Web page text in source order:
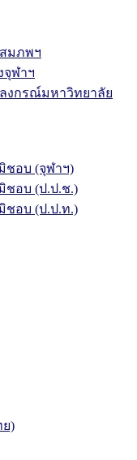
มภพฯ
ฬาฯ
งกรณ์มหาวิทยาลัย
ชอบ (จุฬาฯ)
ชอบ (ป.ป.ช.)
ชอบ (ป.ป.ท.)
)